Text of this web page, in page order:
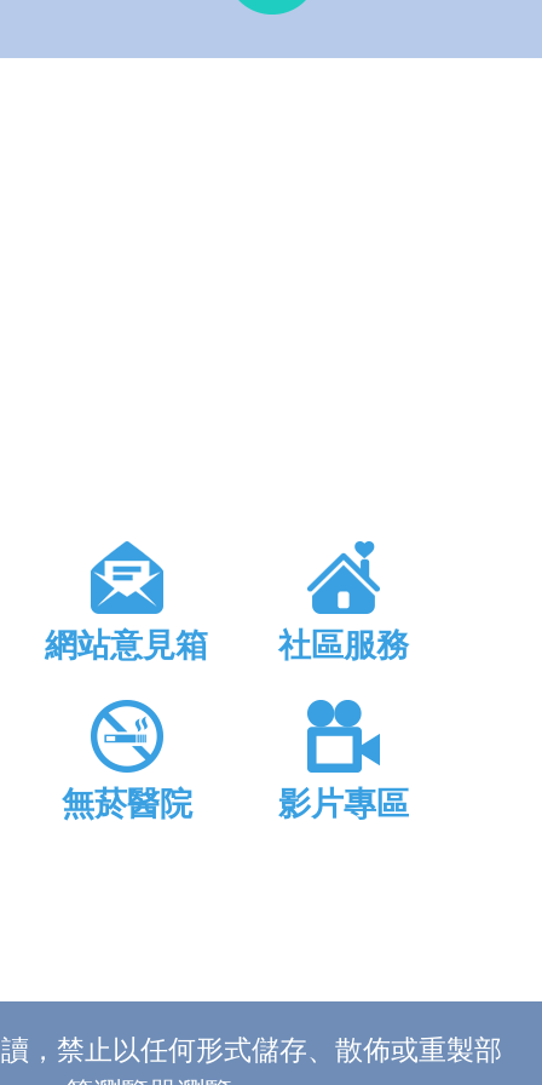
網站意見箱 社區服務
無菸醫院 影片專區
，禁止以任何形式儲存、散佈或重製部